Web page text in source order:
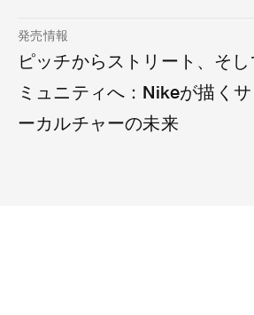
発売情報
ピッチからストリート、そし
ミュニティへ：Nikeが描くサ
ーカルチャーの未来